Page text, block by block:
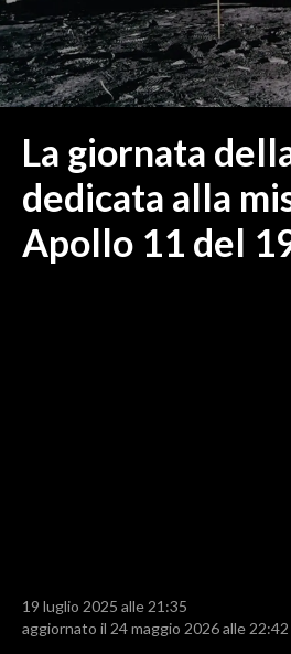
GALLURA
NUORO E PROVINCIA
OGLIASTRA
CRONACA
ITALIA
MONDO
RISULTATI E CLASSIFICHE
La giornata
dedicata alla
Apollo 11 del
19 luglio 2025 alle 21:35
aggiornato il 24 maggio 2026 alle 22:42